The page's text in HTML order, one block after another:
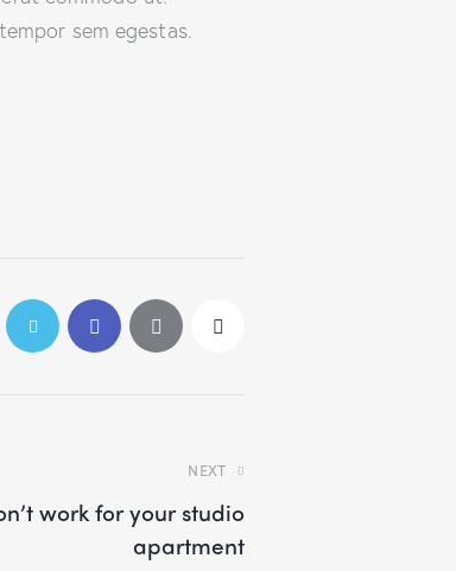
sem egestas.
NEXT
work for your studio
apartment